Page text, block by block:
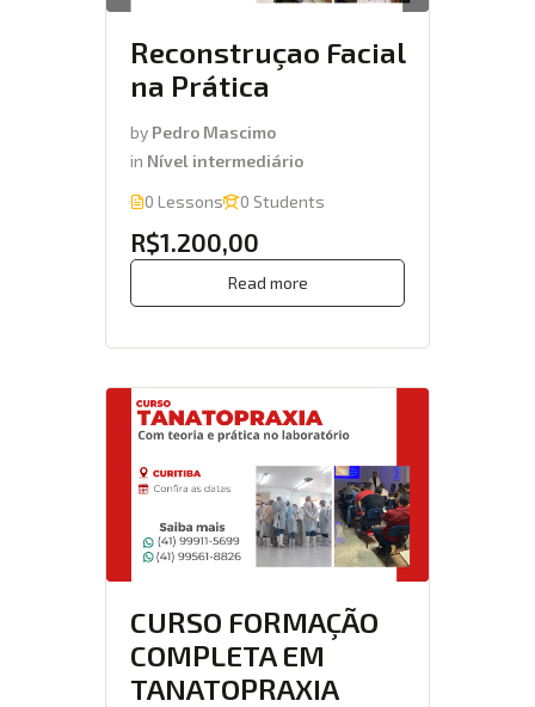
Reconstruçao Facial
na Prática
by Pedro Mascimo
in Nível intermediário
0 Lessons
0 Students
R$1.200,00
Read more
CURSO FORMAÇÃO
COMPLETA EM
TANATOPRAXIA